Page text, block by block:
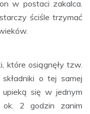
w postaci zakalca.
ściśle trzymać
które osiągnęły tzw.
o tej samej
upieką się w jednym
ok. 2 godzin zanim